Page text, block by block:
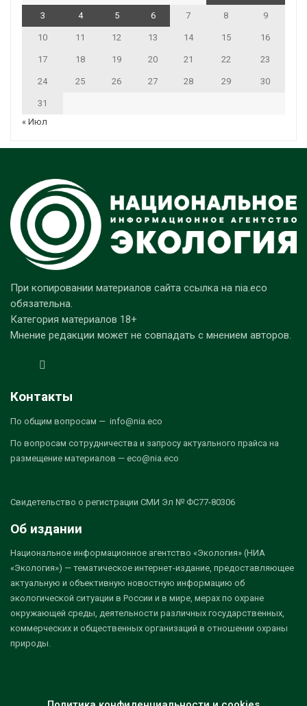
3 4 5 6 7 8 9
10 11 12 13 14 15 16
17 18 19 20 21 22 23
24 25 26 27 28 29 30
31
« Июл
При копировании материалов сайта ссылка на nia.eco
обязательна.
Категория материалов 18+
Мнение редакции может не совпадать с мнением авторов.
Контакты
По общим вопросам — info@nia.eco
По вопросам сотрудничества и запросу актуального прайса на
размещение материалов — eco@nia.eco
Свидетельство о регистрации СМИ Эл № ФС77-80306
Об издании
Национальное информационное агентство «Экология» (НИА
«Экология») — тематическое интернет-издание, предоставляющее
актуальную и объективную новостную информацию об
экологической ситуации в России и в мире, мерах по охране
окружающей среды, деятельности различных государственных,
коммерческих и общественных организаций в отношении охраны
природы.